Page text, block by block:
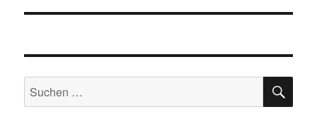
Suche
nach: